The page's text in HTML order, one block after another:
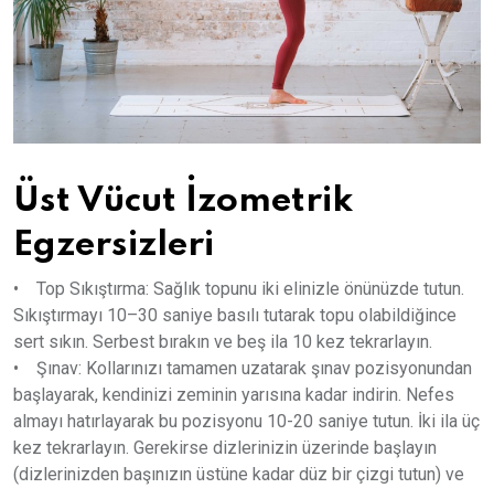
Üst Vücut İzometrik
Egzersizleri
• Top Sıkıştırma: Sağlık topunu iki elinizle önünüzde tutun.
Sıkıştırmayı 10–30 saniye basılı tutarak topu olabildiğince
sert sıkın. Serbest bırakın ve beş ila 10 kez tekrarlayın.
• Şınav: Kollarınızı tamamen uzatarak şınav pozisyonundan
başlayarak, kendinizi zeminin yarısına kadar indirin. Nefes
almayı hatırlayarak bu pozisyonu 10-20 saniye tutun. İki ila üç
kez tekrarlayın. Gerekirse dizlerinizin üzerinde başlayın
(dizlerinizden başınızın üstüne kadar düz bir çizgi tutun) ve